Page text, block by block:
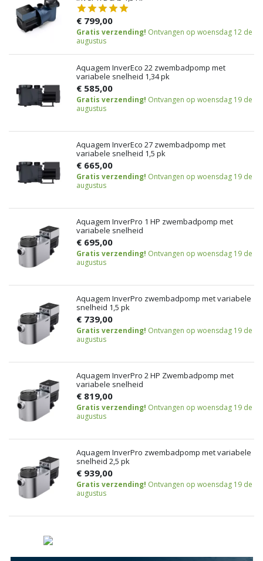
€ 799,00
Gratis verzending! Ontvangen op woensdag 12 de
augustus
Aquagem InverEco 22 zwembadpomp met
variabele snelheid 1,34 pk
€ 585,00
Gratis verzending! Ontvangen op woensdag 19 de
augustus
Aquagem InverEco 27 zwembadpomp met
variabele snelheid 1,5 pk
€ 665,00
Gratis verzending! Ontvangen op woensdag 19 de
augustus
Aquagem InverPro 1 HP zwembadpomp met
variabele snelheid
€ 695,00
Gratis verzending! Ontvangen op woensdag 19 de
augustus
Aquagem InverPro zwembadpomp met variabele
snelheid 1,5 pk
€ 739,00
Gratis verzending! Ontvangen op woensdag 19 de
augustus
Aquagem InverPro 2 HP Zwembadpomp met
variabele snelheid
€ 819,00
Gratis verzending! Ontvangen op woensdag 19 de
augustus
Aquagem InverPro zwembadpomp met variabele
snelheid 2,5 pk
€ 939,00
Gratis verzending! Ontvangen op woensdag 19 de
augustus